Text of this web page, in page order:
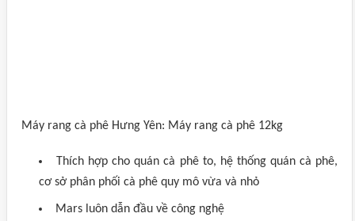
Máy rang cà phê Hưng Yên: Máy rang cà phê 12kg
Thích hợp cho quán cà phê to, hệ thống quán cà phê,
cơ sở phân phối cà phê quy mô vừa và nhỏ
Mars luôn dẫn đầu về công nghệ